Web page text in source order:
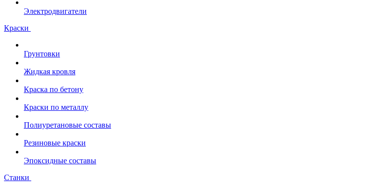
Электродвигатели
Краски
Грунтовки
Жидкая кровля
Краска по бетону
Краски по металлу
Полиуретановые составы
Резиновые краски
Эпоксидные составы
Станки